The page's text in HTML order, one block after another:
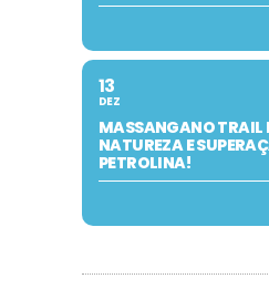
13
DEZ
MASSANGANO TRAIL
NATUREZA E
PETROLINA!